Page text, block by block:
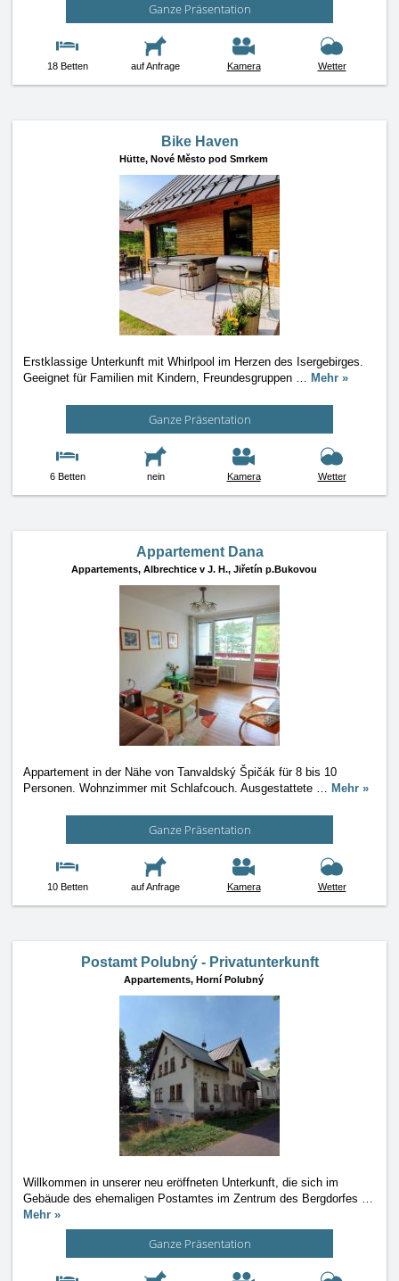
Ganze Präsentation
18 Betten auf Anfrage Kamera Wetter
Bike Haven
Hütte, Nové Město pod Smrkem
Erstklassige Unterkunft mit Whirlpool im Herzen des Isergebirges.
Geeignet für Familien mit Kindern, Freundesgruppen … Mehr »
Ganze Präsentation
6 Betten nein Kamera Wetter
Appartement Dana
Appartements, Albrechtice v J. H., Jiřetín p.Bukovou
Appartement in der Nähe von Tanvaldský Špičák für 8 bis 10
Personen. Wohnzimmer mit Schlafcouch. Ausgestattete … Mehr »
Ganze Präsentation
10 Betten auf Anfrage Kamera Wetter
Postamt Polubný - Privatunterkunft
Appartements, Horní Polubný
Willkommen in unserer neu eröffneten Unterkunft, die sich im
Gebäude des ehemaligen Postamtes im Zentrum des Bergdorfes …
Mehr »
Ganze Präsentation